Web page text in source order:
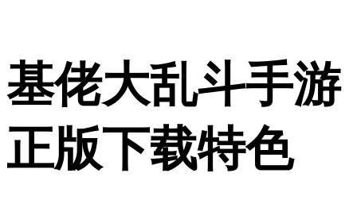
基佬大乱斗手游
正版下载特色